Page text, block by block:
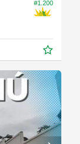
#1.200